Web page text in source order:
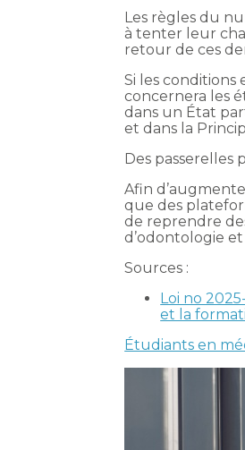
Les règles du
à tenter leur
retour de ces
Si les
concernera les
dans un État
et dans la
Des passerelles
Afin
que des
de reprendre
d’odontologie
Sources :
Loi no
et la
Étudiants en